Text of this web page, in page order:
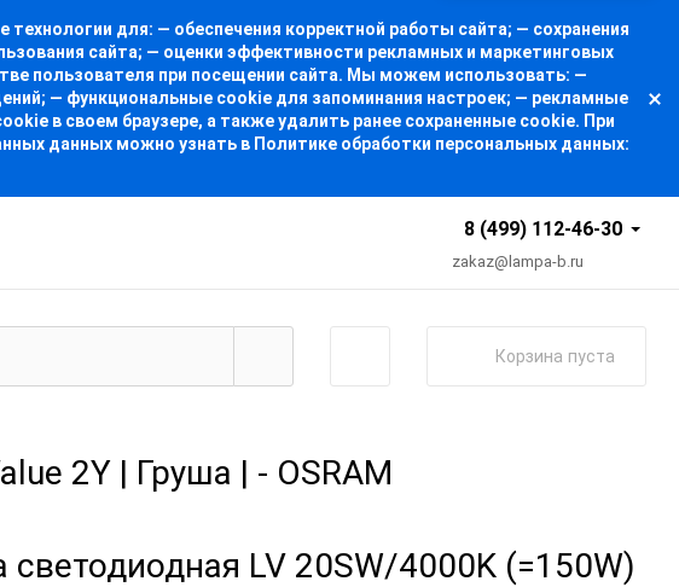
для: — обеспечения корректной работы сайта; — сохранения
сайта; — оценки эффективности рекламных и маркетинговых
пользователя при посещении сайта. Мы можем использовать: —
— функциональные cookie для запоминания настроек; — рекламные
в своем браузере, а также удалить ранее сохраненные cookie. При
данных можно узнать в Политике обработки персональных данных:
8 (499) 112-46-30
zakaz@lampa-b.ru
Корзина пуста
2Y | Груша | - OSRAM
LV 20SW/4000K (=150W)